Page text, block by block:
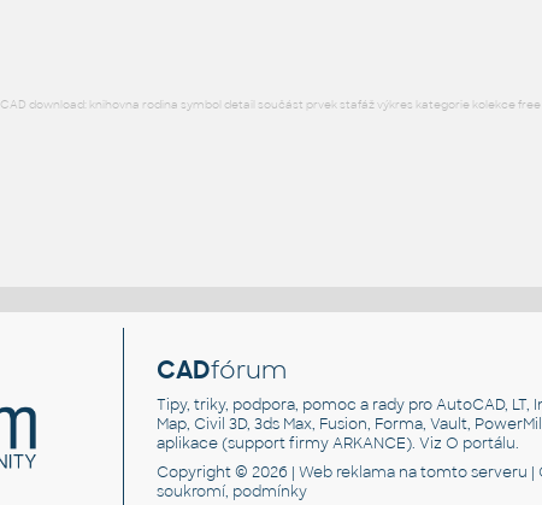
CAD download: knihovna rodina symbol detail součást prvek stafáž výkres kategorie kolekce
CADfórum
Tipy, triky, podpora, pomoc a rady pro AutoCAD, LT,
Map, Civil 3D, 3ds Max, Fusion, Forma, Vault,
aplikace (support firmy ARKANCE). VizO portálu.
Copyright © 2026 |Web reklama na tomto serveru |
soukromí, podmínky